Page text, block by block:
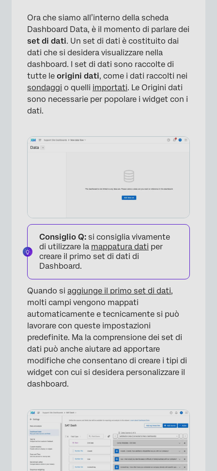
Dashboard dal vivo
FAQs
Ora che siamo all’interno della scheda
Dashboard Data, è il momento di parlare dei
set di dati. Un set di dati è costituito dai
dati che si desidera visualizzare nella
dashboard. I set di dati sono raccolte di
tutte le origini dati, come i dati raccolti nei
sondaggi o quelli importati. Le Origini dati
sono necessarie per popolare i widget con i
dati.
Consiglio Q: si consiglia vivamente
di utilizzare la mappatura dati per
creare il primo set di dati di
Dashboard.
Quando si aggiunge il primo set di dati,
molti campi vengono mappati
automaticamente e tecnicamente si può
lavorare con queste impostazioni
predefinite. Ma la comprensione dei set di
dati può anche aiutare ad apportare
modifiche che consentano di creare i tipi di
widget con cui si desidera personalizzare il
dashboard.